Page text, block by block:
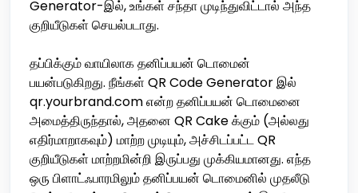
Generator-இல், உங்கள் சந்தா முடிந்துவிட்டால் அந்த
குறியீடுகள் செயல்படாது.
தப்பிக்கும் வாயிலாக தனிப்பயன் டொமைன்
பயன்படுகிறது. நீங்கள் QR Code Generator இல்
qr.yourbrand.com என்ற தனிப்பயன் டொமைனை
அமைத்திருந்தால், அதனை QR Cake க்கும் (அல்லது
எதிர்மாறாகவும்) மாற்ற முடியும், அச்சிடப்பட்ட QR
குறியீடுகள் மாற்றமின்றி இருப்பது முக்கியமானது. எந்த
ஒரு பிளாட்ஃபாரமிலும் தனிப்பயன் டொமைனில் முதலீடு